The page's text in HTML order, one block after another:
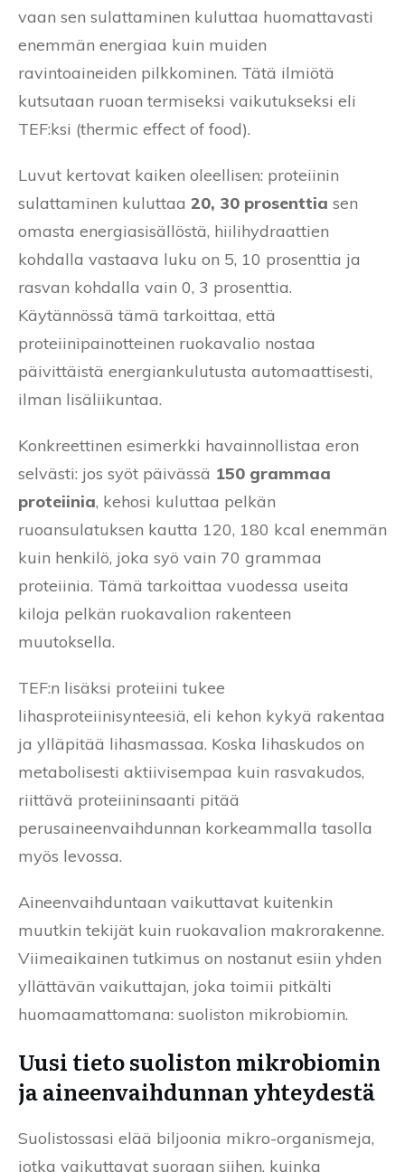
vaan sen sulattaminen kuluttaa huomattavasti
enemmän energiaa kuin muiden
ravintoaineiden pilkkominen. Tätä ilmiötä
kutsutaan ruoan termiseksi vaikutukseksi eli
TEF:ksi (thermic effect of food).
Luvut kertovat kaiken oleellisen: proteiinin
sulattaminen kuluttaa 20, 30 prosenttia sen
omasta energiasisällöstä, hiilihydraattien
kohdalla vastaava luku on 5, 10 prosenttia ja
rasvan kohdalla vain 0, 3 prosenttia.
Käytännössä tämä tarkoittaa, että
proteiinipainotteinen ruokavalio nostaa
päivittäistä energiankulutusta automaattisesti,
ilman lisäliikuntaa.
Konkreettinen esimerkki havainnollistaa eron
selvästi: jos syöt päivässä 150 grammaa
proteiinia, kehosi kuluttaa pelkän
ruoansulatuksen kautta 120, 180 kcal enemmän
kuin henkilö, joka syö vain 70 grammaa
proteiinia. Tämä tarkoittaa vuodessa useita
kiloja pelkän ruokavalion rakenteen
muutoksella.
TEF:n lisäksi proteiini tukee
lihasproteiinisynteesiä, eli kehon kykyä rakentaa
ja ylläpitää lihasmassaa. Koska lihaskudos on
metabolisesti aktiivisempaa kuin rasvakudos,
riittävä proteiininsaanti pitää
perusaineenvaihdunnan korkeammalla tasolla
myös levossa.
Aineenvaihduntaan vaikuttavat kuitenkin
muutkin tekijät kuin ruokavalion makrorakenne.
Viimeaikainen tutkimus on nostanut esiin yhden
yllättävän vaikuttajan, joka toimii pitkälti
huomaamattomana: suoliston mikrobiomin.
Uusi tieto suoliston mikrobiomin
ja aineenvaihdunnan yhteydestä
Suolistossasi elää biljoonia mikro-organismeja,
jotka vaikuttavat suoraan siihen, kuinka